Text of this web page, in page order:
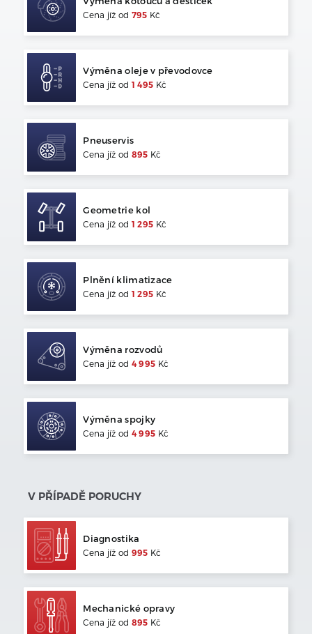
Cena jíž od 795 Kč
Výměna oleje v převodovce
Cena jíž od 1 495 Kč
Pneuservis
Cena jíž od 895 Kč
Geometrie kol
Cena jíž od 1 295 Kč
Plnění klimatizace
Cena jíž od 1 295 Kč
Výměna rozvodů
Cena jíž od 4 995 Kč
Výměna spojky
Cena jíž od 4 995 Kč
V PŘÍPADĚ PORUCHY
Diagnostika
Cena jíž od 995 Kč
Mechanické opravy
Cena jíž od 895 Kč